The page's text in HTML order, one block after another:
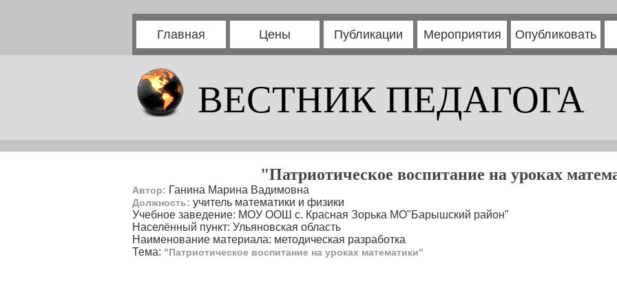
Главная Цены Публикации Мероприятия Опубликовать
ВЕСТНИК ПЕДАГОГА
"Патриотическое воспитание на уроках
Автор: Ганина Марина Вадимовна
Должность: учитель математики и физики
Учебное заведение: МОУ ООШ с. Красная Зорька МО"Барышский район"
Населённый пункт: Ульяновская область
Наименование материала: методическая разработка
Тема: "Патриотическое воспитание на уроках математики"